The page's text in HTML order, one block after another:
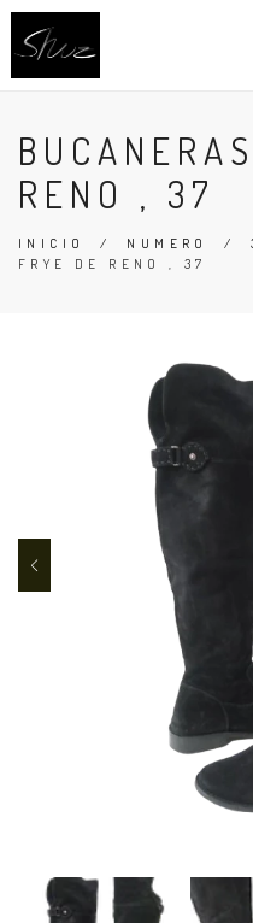
RENO , 37
INICIO / NUMERO /
FRYE DE RENO , 37